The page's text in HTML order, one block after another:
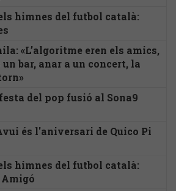
himnes del futbol català:
«L’algoritme eren els amics,
bar, anar a un concert, la
del pop fusió al Sona9
és l'aniversari de Quico Pi
himnes del futbol català: